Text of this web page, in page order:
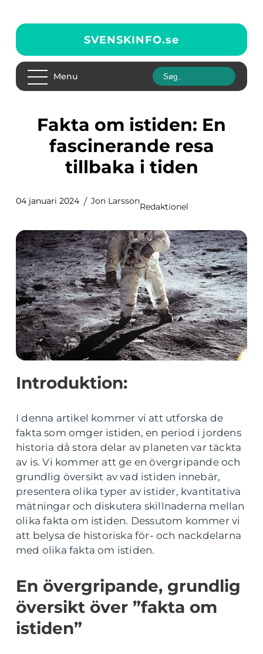
SVENSKINFO.se
Menu
Fakta om istiden: En
fascinerande resa
tillbaka i tiden
04 januari 2024 Jon Larsson
Redaktionel
Introduktion:
I denna artikel kommer vi att utforska de
fakta som omger istiden, en period i jordens
historia då stora delar av planeten var täckta
av is. Vi kommer att ge en övergripande och
grundlig översikt av vad istiden innebär,
presentera olika typer av istider, kvantitativa
mätningar och diskutera skillnaderna mellan
olika fakta om istiden. Dessutom kommer vi
att belysa de historiska för- och nackdelarna
med olika fakta om istiden.
En övergripande, grundlig
översikt över ”fakta om
istiden”